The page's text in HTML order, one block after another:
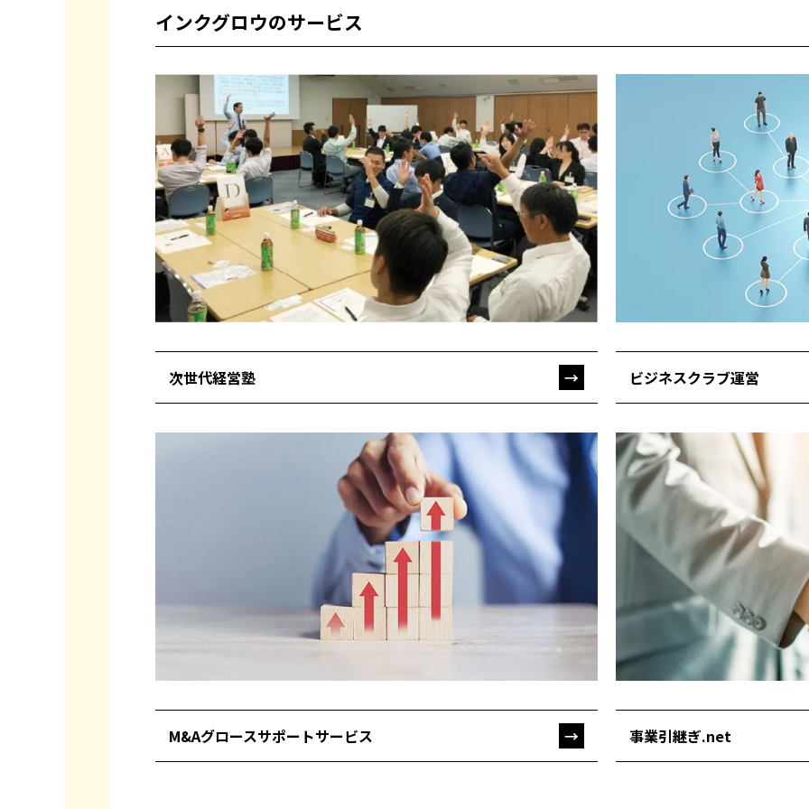
インクグロウのサービス
次世代経営塾 → ビジネスクラブ運営
M&Aグロースサポートサービス → 事業引継ぎ.net